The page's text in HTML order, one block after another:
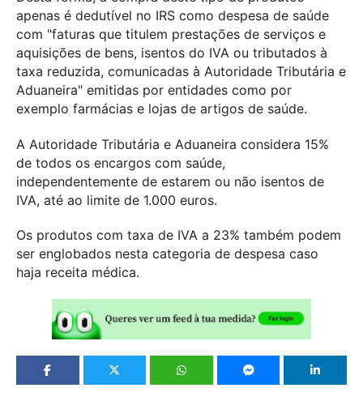
apenas é dedutível no IRS como despesa de saúde
com "faturas que titulem prestações de serviços e
aquisições de bens, isentos do IVA ou tributados à
taxa reduzida, comunicadas à Autoridade Tributária e
Aduaneira" emitidas por entidades como por
exemplo farmácias e lojas de artigos de saúde.
A Autoridade Tributária e Aduaneira considera 15%
de todos os encargos com saúde,
independentemente de estarem ou não isentos de
IVA, até ao limite de 1.000 euros.
Os produtos com taxa de IVA a 23% também podem
ser englobados nesta categoria de despesa caso
haja receita médica.